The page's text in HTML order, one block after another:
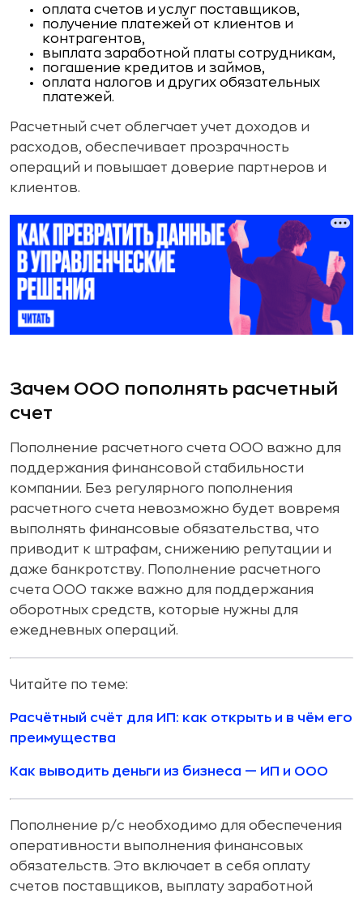
оплата счетов и услуг поставщиков,
получение платежей от клиентов и
контрагентов,
выплата заработной платы сотрудникам,
погашение кредитов и займов,
оплата налогов и других обязательных
платежей.
Расчетный счет облегчает учет доходов и
расходов, обеспечивает прозрачность
операций и повышает доверие партнеров и
клиентов.
Зачем ООО пополнять расчетный
счет
Пополнение расчетного счета ООО важно для
поддержания финансовой стабильности
компании. Без регулярного пополнения
расчетного счета невозможно будет вовремя
выполнять финансовые обязательства, что
приводит к штрафам, снижению репутации и
даже банкротству. Пополнение расчетного
счета ООО также важно для поддержания
оборотных средств, которые нужны для
ежедневных операций.
Читайте по теме:
Расчётный счёт для ИП: как открыть и в чём его
преимущества
Как выводить деньги из бизнеса — ИП и ООО
Пополнение р/с необходимо для обеспечения
оперативности выполнения финансовых
обязательств. Это включает в себя оплату
счетов поставщиков, выплату заработной